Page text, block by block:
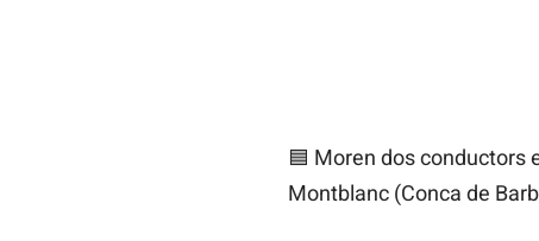
🟦 Moren dos conductors
Montblanc (Conca de